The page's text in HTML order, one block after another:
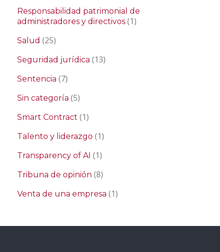
Responsabilidad patrimonial de
administradores y directivos (1)
Salud (25)
Seguridad jurídica (13)
Sentencia (7)
Sin categoría (5)
Smart Contract (1)
Talento y liderazgo (1)
Transparency of AI (1)
Tribuna de opinión (8)
Venta de una empresa (1)